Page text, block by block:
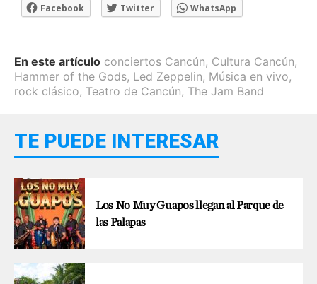
Facebook Twitter WhatsApp
En este artículo conciertos Cancún, Cultura Cancún,
Hammer of the Gods, Led Zeppelin, Música en vivo,
rock clásico, Teatro de Cancún, The Jam Band
TE PUEDE INTERESAR
Los No Muy Guapos llegan al Parque de
las Palapas